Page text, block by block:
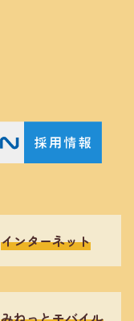
インターネット